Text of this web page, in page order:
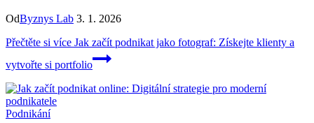
OdByznys Lab 3. 1. 2026
Přečtěte si více Jak začít podnikat jako fotograf: Získejte klienty a
vytvořte si portfolio
Podnikání